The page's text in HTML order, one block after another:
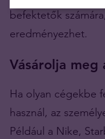
befektetők
eredményezhet.
Vásárolja meg
Ha olyan cégekbe
használ, az
Például a Nike,